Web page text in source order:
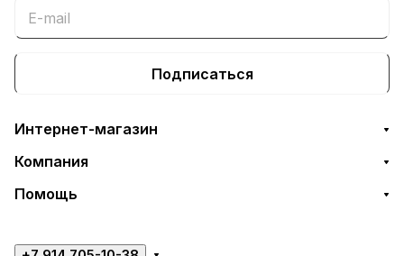
Подписаться
Интернет-магазин
Компания
Помощь